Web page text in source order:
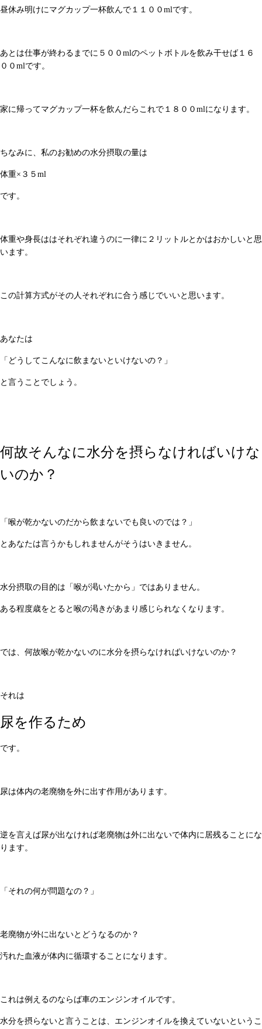
昼休み明けにマグカップ一杯飲んで１１００mlです。
あとは仕事が終わるまでに５００mlのペットボトルを飲み干せば１６
００mlです。
家に帰ってマグカップ一杯を飲んだらこれで１８００mlになります。
ちなみに、私のお勧めの水分摂取の量は
体重×３５ml
です。
体重や身長ははそれぞれ違うのに一律に２リットルとかはおかしいと思
います。
この計算方式がその人それぞれに合う感じでいいと思います。
あなたは
「どうしてこんなに飲まないといけないの？」
と言うことでしょう。
何故そんなに水分を摂らなければいけな
いのか？
「喉が乾かないのだから飲まないでも良いのでは？」
とあなたは言うかもしれませんがそうはいきません。
水分摂取の目的は「喉が渇いたから」ではありません。
ある程度歳をとると喉の渇きがあまり感じられなくなります。
では、何故喉が乾かないのに水分を摂らなければいけないのか？
それは
尿を作るため
です。
尿は体内の老廃物を外に出す作用があります。
逆を言えば尿が出なければ老廃物は外に出ないで体内に居残ることにな
ります。
「それの何が問題なの？」
老廃物が外に出ないとどうなるのか？
汚れた血液が体内に循環することになります。
これは例えるのならば車のエンジンオイルです。
水分を摂らないと言うことは、エンジンオイルを換えていないというこ